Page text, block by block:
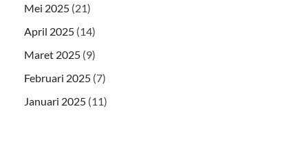
Mei 2025 (21)
April 2025 (14)
Maret 2025 (9)
Februari 2025 (7)
Januari 2025 (11)